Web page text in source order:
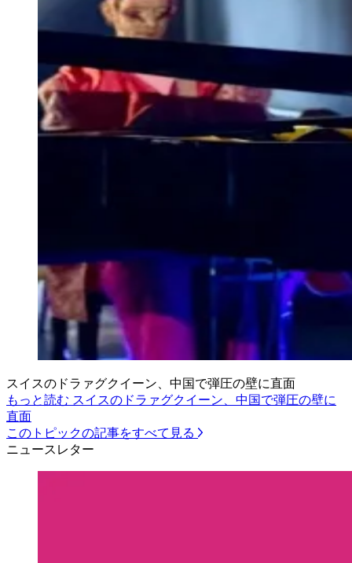
スイスのドラァグクイーン、中国で弾圧の壁に直面
もっと読む スイスのドラァグクイーン、中国で弾圧の壁に
直面
このトピックの記事をすべて見る
ニュースレター